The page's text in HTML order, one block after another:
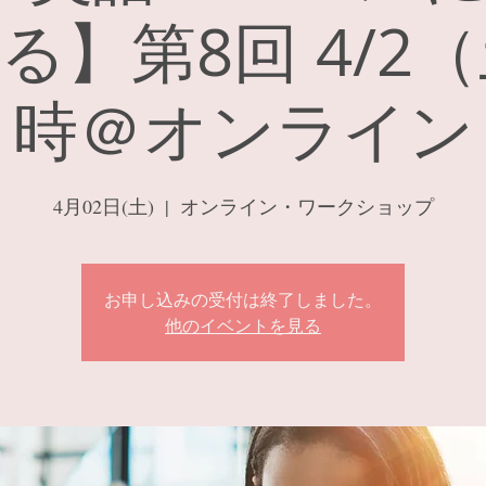
】第8回 4/2
時＠オンライン
4月02日(土)
  |
オンライン・ワークショップ
お申し込みの受付は終了しました。
他のイベントを見る